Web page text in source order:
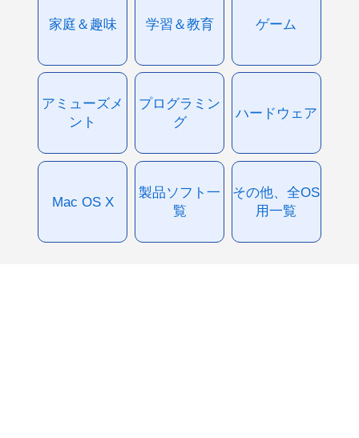
家庭＆趣味 学習＆教育 ゲーム
アミューズメ
ント
プログラミン
グ
ハードウェア
Mac OS X
製品ソフト一
覧
その他、全OS
用一覧